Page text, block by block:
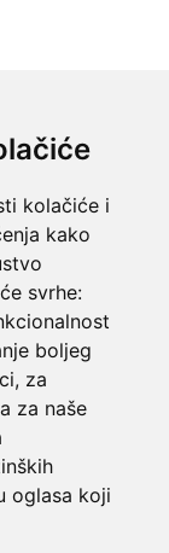
kolačiće i
kako
svrhe:
boljeg
, za
za naše
oglasa koji
kitchen